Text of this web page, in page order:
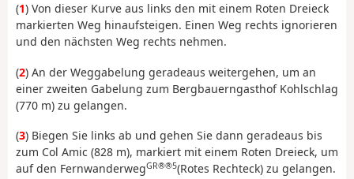
(1) Von dieser Kurve aus links den mit einem Roten Dreieck
markierten Weg hinaufsteigen. Einen Weg rechts ignorieren
und den nächsten Weg rechts nehmen.
(2) An der Weggabelung geradeaus weitergehen, um an
einer zweiten Gabelung zum Bergbauerngasthof Kohlschlag
(770 m) zu gelangen.
(3) Biegen Sie links ab und gehen Sie dann geradeaus bis
zum Col Amic (828 m), markiert mit einem Roten Dreieck, um
auf den FernwanderwegGR®®5(Rotes Rechteck) zu gelangen.